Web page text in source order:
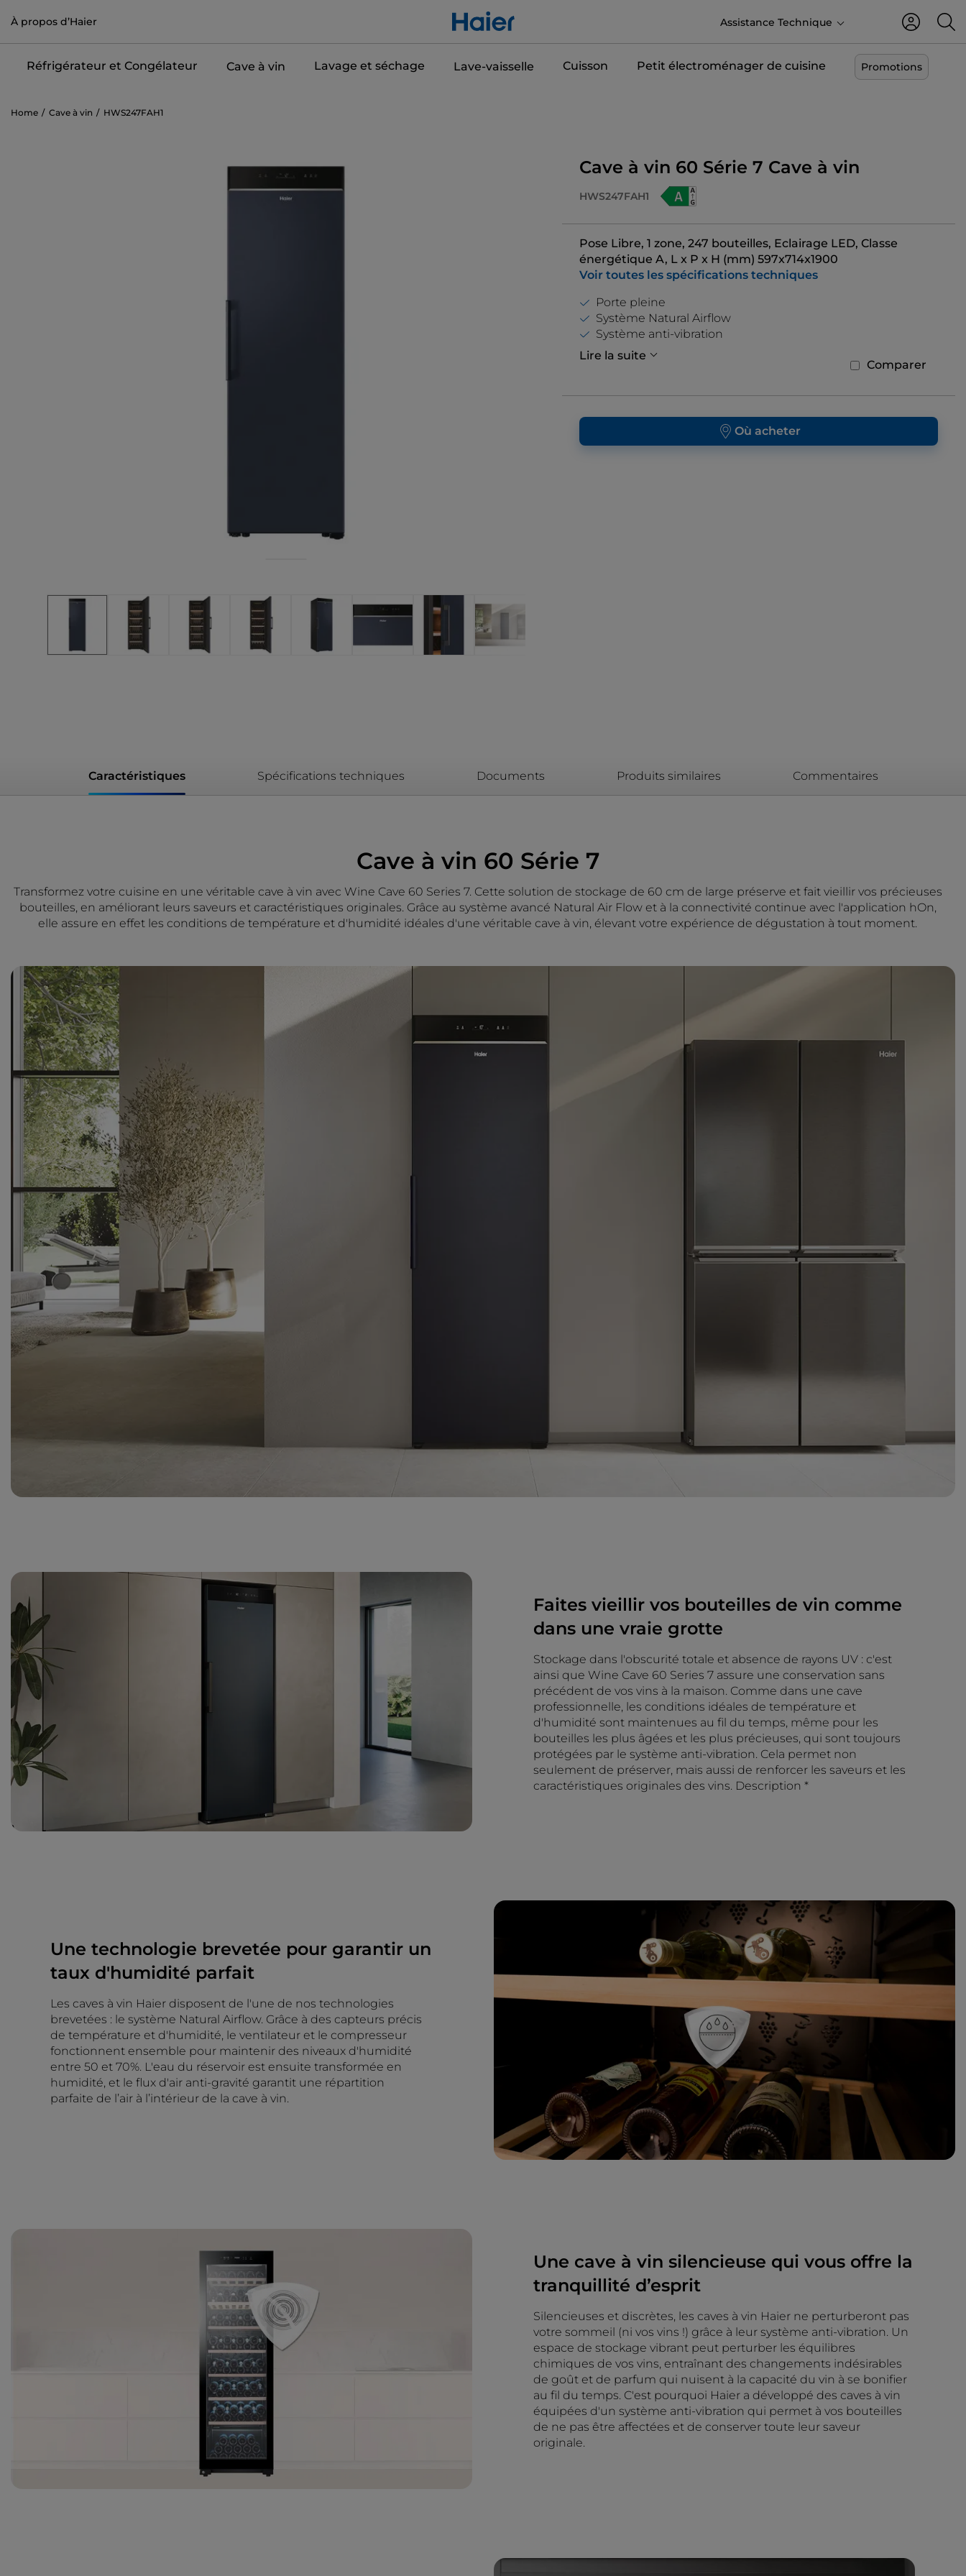
À propos d’Haier Assistance Technique
Réfrigérateur et Congélateur Cave à vin Lavage et séchage Lave-vaisselle Cuisson Petit électroménager de cuisine Promotions
Home Cave à vin HWS247FAH1
Cave à vin 60 Série 7 Cave à vin
HWS247FAH1
Pose Libre, 1 zone, 247 bouteilles, Eclairage LED, Classe
énergétique A, L x P x H (mm) 597x714x1900
Voir toutes les spécifications techniques
Comparer
Porte pleine
Système Natural Airflow
Système anti-vibration
Lire la suite
Où acheter
Caractéristiques Spécifications techniques Documents Produits similaires Commentaires
Cave à vin 60 Série 7
Transformez votre cuisine en une véritable cave à vin avec Wine Cave 60 Series 7. Cette solution de stockage de 60 cm de large préserve et fait vieillir vos précieuses
bouteilles, en améliorant leurs saveurs et caractéristiques originales. Grâce au système avancé Natural Air Flow et à la connectivité continue avec l'application hOn,
elle assure en effet les conditions de température et d'humidité idéales d'une véritable cave à vin, élevant votre expérience de dégustation à tout moment.
Faites vieillir vos bouteilles de vin comme
dans une vraie grotte
Stockage dans l'obscurité totale et absence de rayons UV : c'est
ainsi que Wine Cave 60 Series 7 assure une conservation sans
précédent de vos vins à la maison. Comme dans une cave
professionnelle, les conditions idéales de température et
d'humidité sont maintenues au fil du temps, même pour les
bouteilles les plus âgées et les plus précieuses, qui sont toujours
protégées par le système anti-vibration. Cela permet non
seulement de préserver, mais aussi de renforcer les saveurs et les
caractéristiques originales des vins. Description *
Une technologie brevetée pour garantir un
taux d'humidité parfait
Les caves à vin Haier disposent de l'une de nos technologies
brevetées : le système Natural Airflow. Grâce à des capteurs précis
de température et d'humidité, le ventilateur et le compresseur
fonctionnent ensemble pour maintenir des niveaux d'humidité
entre 50 et 70%. L'eau du réservoir est ensuite transformée en
humidité, et le flux d'air anti-gravité garantit une répartition
parfaite de l’air à l’intérieur de la cave à vin.
Une cave à vin silencieuse qui vous offre la
tranquillité d’esprit
Silencieuses et discrètes, les caves à vin Haier ne perturberont pas
votre sommeil (ni vos vins !) grâce à leur système anti-vibration. Un
espace de stockage vibrant peut perturber les équilibres
chimiques de vos vins, entraînant des changements indésirables
de goût et de parfum qui nuisent à la capacité du vin à se bonifier
au fil du temps. C'est pourquoi Haier a développé des caves à vin
équipées d'un système anti-vibration qui permet à vos bouteilles
de ne pas être affectées et de conserver toute leur saveur
originale.